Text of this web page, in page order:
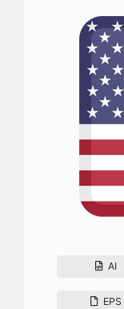
AI
EPS